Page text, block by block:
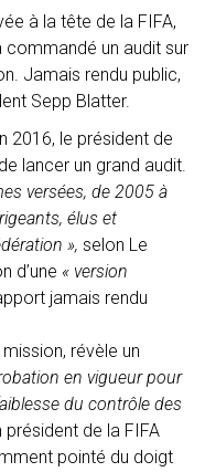
à la tête de la FIFA,
commandé un audit sur
Jamais rendu public,
Sepp Blatter.
2016, le président de
lancer un grand audit.
versées, de 2005 à
élus et
», selon Le
d’une « version
jamais rendu
révèle un
en vigueur pour
du contrôle des
président de la FIFA
pointé du doigt